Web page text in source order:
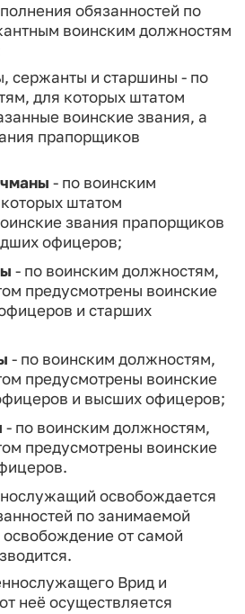
обязанностей по
воинским должностям
сержанты и старшины - по
для которых штатом
воин­ские звания, а
прапорщиков
- по воинским
штатом
звания прапорщи­ков
офицеров;
- по воинским должностям,
предусмотрены воинские
и старших
- по воинским должностям,
предусмотрены воинские
и высших офицеров;
- по воинским должностям,
предусмотрены воинские
освобождается
по занимаемой
от самой
Врид и
неё осуществляется